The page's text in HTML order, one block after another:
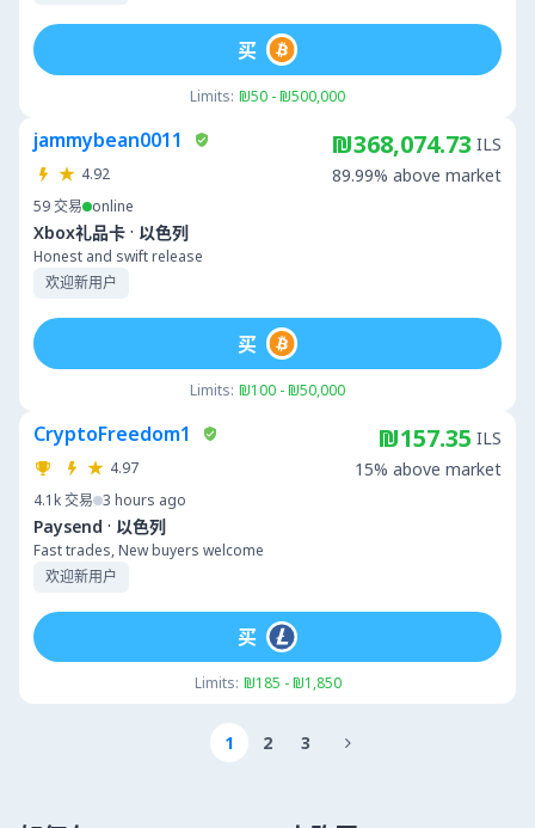
Limits: ₪50 - ₪500,000
买
jammybean0011
4.92
59交易 online
Xbox礼品卡 · 以色列
Honest and swift release
欢迎新用户
₪368,074.73 ILS
89.99% above market
Limits: ₪100 - ₪50,000
买
CryptoFreedom1
4.97
4.1k交易 3 hours ago
Paysend · 以色列
Fast trades, New buyers welcome
欢迎新用户
₪157.35 ILS
15% above market
Limits: ₪185 - ₪1,850
买
1 2 3 